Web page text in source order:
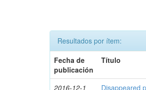
Resultados por ítem:
Fecha de
publicación
Título
2016-12-1 Disappeared